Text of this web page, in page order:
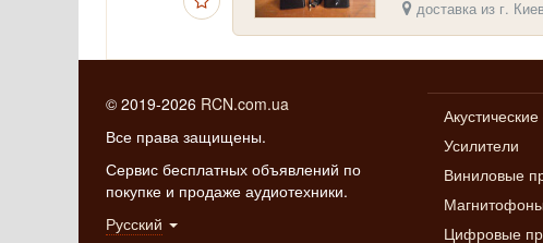
доставка из г.
© 2019-2026 RCN.com.ua
Все права защищены.
Сервис бесплатных объявлений по
покупке и продаже аудиотехники.
Русский
Усилители
Виниловые
Магнитофоны
Цифровые